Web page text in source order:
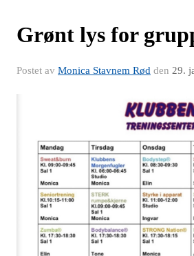
Grønt lys for
Postet av Monica Stavnem Rød den 29.